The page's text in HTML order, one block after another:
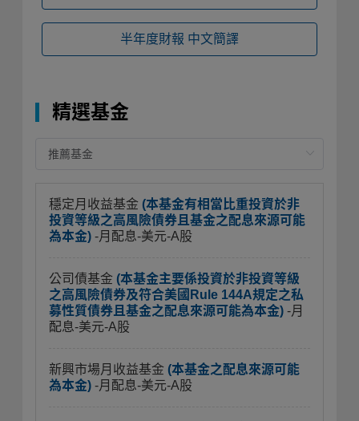
半年度財報 中文簡譯
精選基金
穩定月收益基金 (本基金有相當比重投資於非
投資等級之高風險債券且基金之配息來源可能
為本金) -月配息-美元-A股
公司債基金 (本基金主要係投資於非投資等級
之高風險債券及符合美國Rule 144A規定之私
募性質債券且基金之配息來源可能為本金) -月
配息-美元-A股
新興市場月收益基金 (本基金之配息來源可能
為本金) -月配息-美元-A股